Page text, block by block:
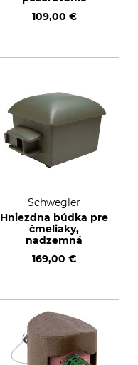
109,00 €
Schwegler
Hniezdna búdka pre
čmeliaky,
nadzemná
169,00 €